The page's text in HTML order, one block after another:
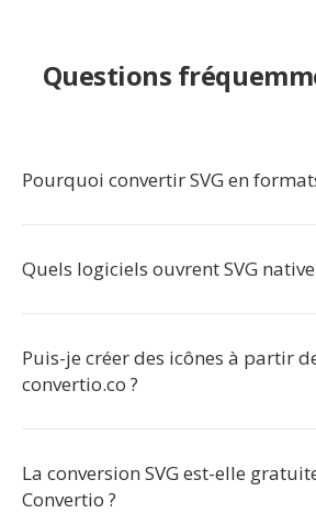
Questions
Pourquoi convertir SVG en
Quels logiciels ouvrent SVG
Puis-je créer des icônes à partir
convertio.co ?
La conversion SVG est-elle
Convertio ?